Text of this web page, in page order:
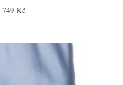
749 Kč